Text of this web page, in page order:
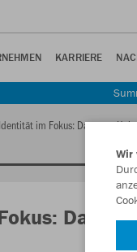
KARRIERE
im Fokus: Das neue
Das
Wir